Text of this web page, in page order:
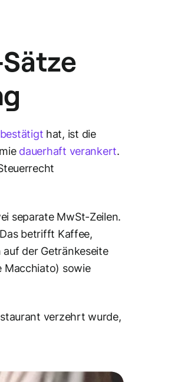
hat, ist die
dauerhaft verankert.
separate MwSt-Zeilen.
betrifft Kaffee,
auf der Getränkeseite
Macchiato) sowie
verzehrt wurde,